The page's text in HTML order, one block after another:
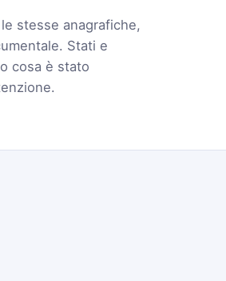
stesse anagrafiche,
Stati e
cosa è stato